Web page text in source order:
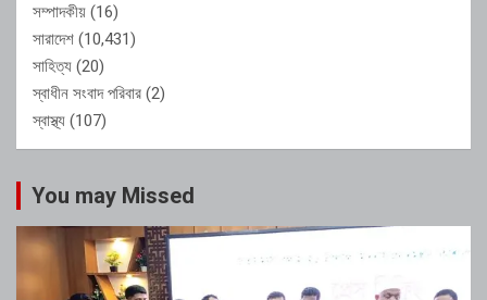
সম্পাদকীয় (16)
সারাদেশ (10,431)
সাহিত্য (20)
স্বাধীন সংবাদ পরিবার (2)
স্বাস্থ্য (107)
You may Missed